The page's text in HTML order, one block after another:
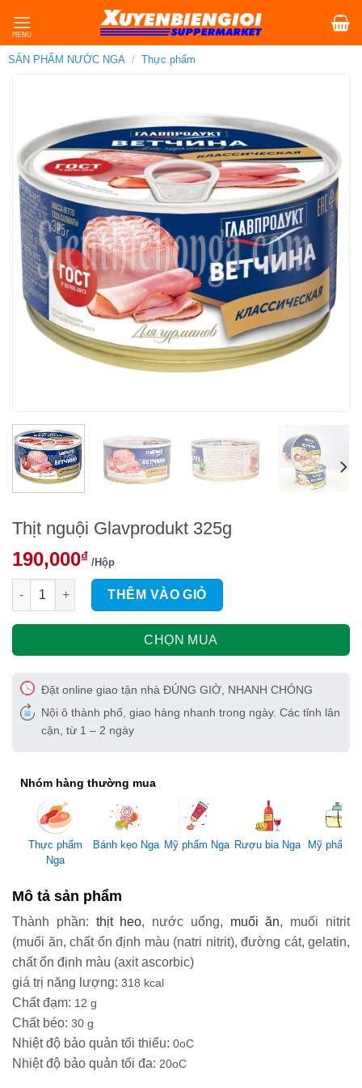
content
SẢN PHẨM NƯỚC NGA / Thực phẩm
Thịt nguội Glavprodukt 325g
190,000₫ /Hộp
Thịt nguội Glavprodukt 325g số lượng
THÊM VÀO GIỎ
CHỌN MUA
Đặt online giao tận nhà ĐÚNG GIỜ, NHANH CHÓNG
Nội ô thành phố, giao hàng nhanh trong ngày. Các tỉnh lân
cận, từ 1 – 2 ngày
Nhóm hàng thường mua
Thực phẩm
Nga
Bánh kẹo Nga Mỹ phẩm Nga Rượu bia Nga Mỹ phẩm
Mô tả sản phẩm
Thành phần: thịt heo, nước uống, muối ăn, muối nitrit
(muối ăn, chất ổn định màu (natri nitrit), đường cát, gelatin,
chất ổn định màu (axit ascorbic)
giá trị năng lượng: 318 kcal
Chất đạm: 12 g
Chất béo: 30 g
Nhiệt độ bảo quản tối thiểu: 0oC
Nhiệt độ bảo quản tối đa: 20oC